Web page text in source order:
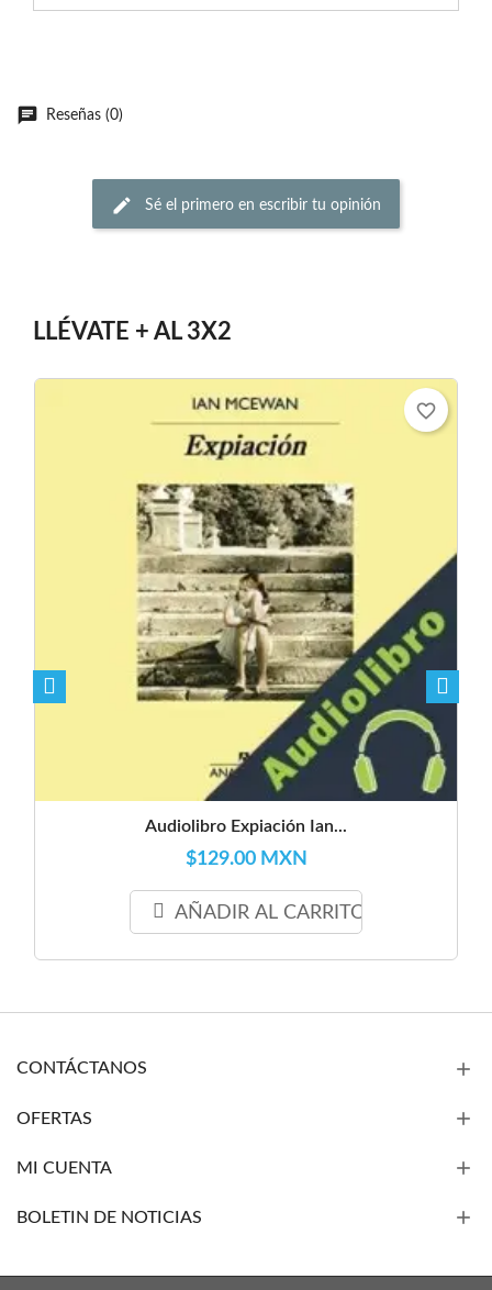
Reseñas (0)
Sé el primero en escribir tu opinión
LLÉVATE + AL 3X2
Audiolibro Expiación Ian...
$129.00 MXN
AÑADIR AL CARRITO
favorite_border
CONTÁCTANOS
OFERTAS
MI CUENTA
BOLETIN DE NOTICIAS